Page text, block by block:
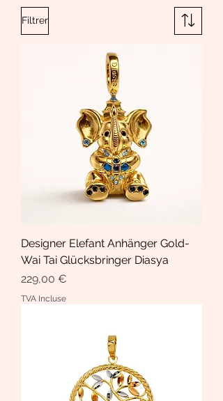
Filtrer
Designer Elefant Anhänger Gold-
Wai Tai Glücksbringer Diasya
Prix
229,00 €
TVA Incluse